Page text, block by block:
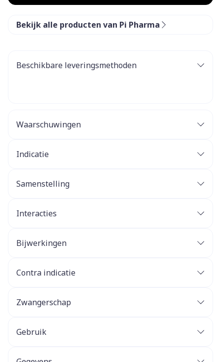
Bekijk alle producten van Pi Pharma
Beschikbare leveringsmethoden
Waarschuwingen
Indicatie
Samenstelling
Interacties
Bijwerkingen
Contra indicatie
Zwangerschap
Gebruik